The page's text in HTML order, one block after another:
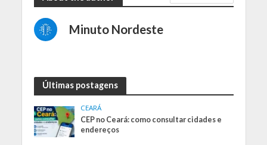
Minuto Nordeste
Últimas postagens
CEARÁ
CEP no Ceará: como consultar cidades e
endereços